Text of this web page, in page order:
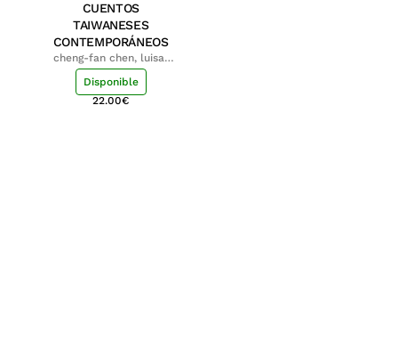
CUENTOS
TAIWANESES
CONTEMPORÁNEOS
cheng-fan chen, luisa;
shu-ying chang, luisa
Disponible
22.00€